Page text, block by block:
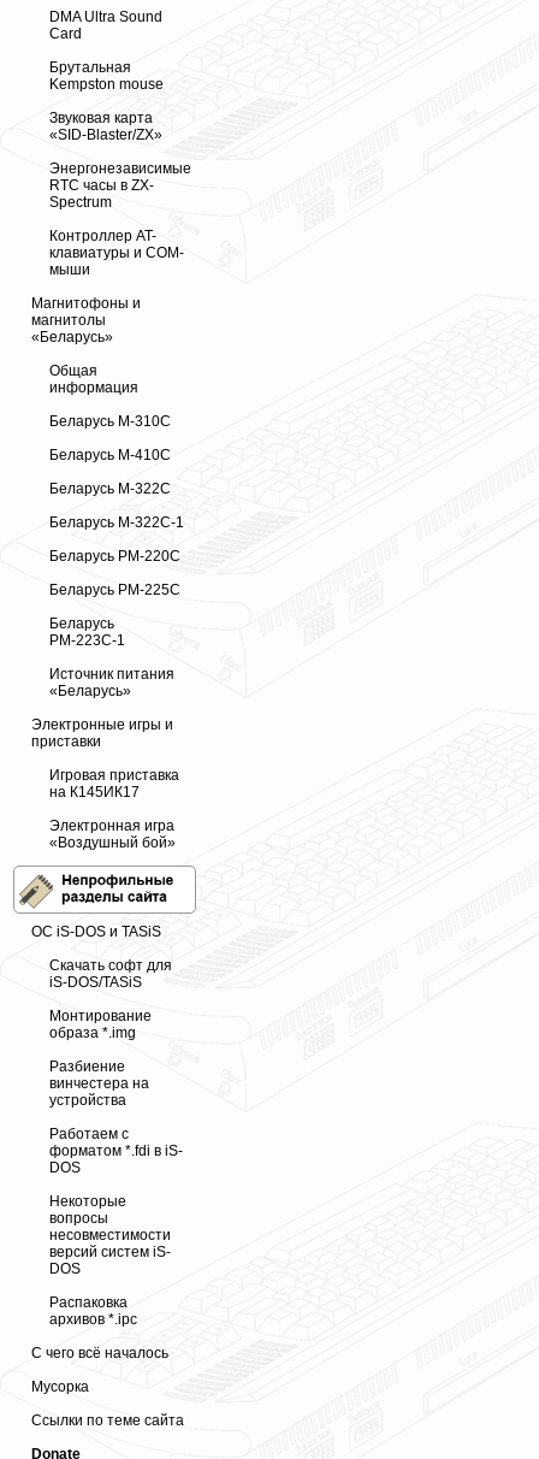
DMA Ultra Sound
Card
Брутальная
Kempston mouse
Звуковая карта
«SID-Blaster/ZX»
Энергонезависимые
RTC часы в ZX-
Spectrum
Контроллер AT-
клавиатуры и COM-
мыши
Магнитофоны и
магнитолы
«Беларусь»
Общая
информация
Беларусь М-310С
Беларусь М-410С
Беларусь М-322С
Беларусь М-322С-1
Беларусь РМ-220С
Беларусь РМ-225С
Беларусь
РМ-223С-1
Источник питания
«Беларусь»
Электронные игры и
приставки
Игровая приставка
на К145ИК17
Электронная игра
«Воздушный бой»
ОС iS-DOS и TASiS
Скачать софт для
iS-DOS/TASiS
Монтирование
образа *.img
Разбиение
винчестера на
устройства
Работаем с
форматом *.fdi в iS-
DOS
Некоторые
вопросы
несовместимости
версий систем iS-
DOS
Распаковка
архивов *.ipc
С чего всё началось
Мусорка
Ссылки по теме сайта
Donate